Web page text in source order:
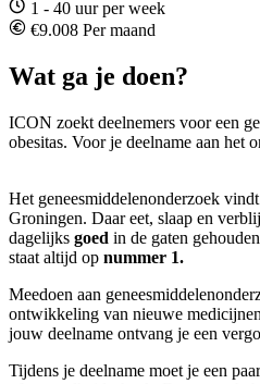
1 - 40 uur per week
€9.008 Per maand
Wat ga je doen?
ICON zoekt deelnemers voor een
obesitas. Voor je deelname aan het
Het geneesmiddelenonderzoek
Groningen. Daar eet, slaap en
dagelijks goed in de gaten
staat altijd op nummer 1.
Meedoen aan
ontwikkeling van nieuwe medicijnen
jouw deelname ontvang je een
Tijdens je deelname moet je een